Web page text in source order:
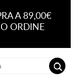
A 89,00€
ORDINE